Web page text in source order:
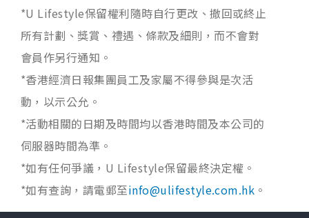
*U Lifestyle保留權利隨時自行更改、撤回或終止
所有計劃、獎賞、禮遇、條款及細則，而不會對
會員作另行通知。
*香港經濟日報集團員工及家屬不得參與是次活
動，以示公允。
*活動相關的日期及時間均以香港時間及本公司的
伺服器時間為準。
*如有任何爭議，U Lifestyle保留最終決定權。
*如有查詢，請電郵至info@ulifestyle.com.hk 。